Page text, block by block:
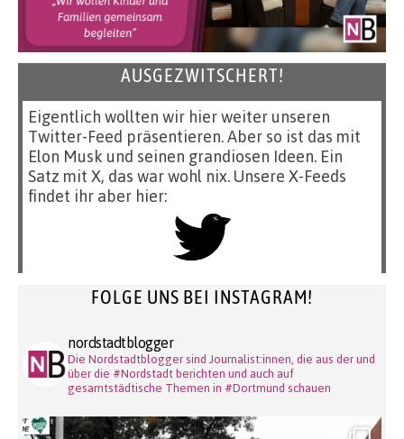
AUSGEZWITSCHERT!
Eigentlich wollten wir hier weiter unseren
Twitter-Feed präsentieren. Aber so ist das mit
Elon Musk und seinen grandiosen Ideen. Ein
Satz mit X, das war wohl nix. Unsere X-Feeds
findet ihr aber hier:
FOLGE UNS BEI INSTAGRAM!
nordstadtblogger
Die Nordstadtblogger sind Journalist:innen, die aus der und
über die #Nordstadt berichten und auch auf
gesamtstädtische Themen in #Dortmund schauen